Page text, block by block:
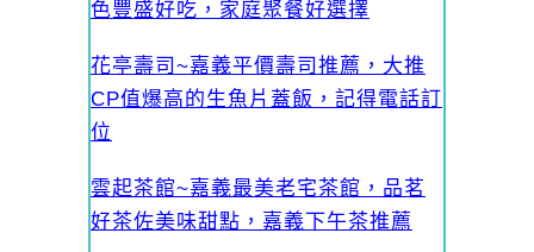
色豐盛好吃，家庭聚餐好選擇
花亭壽司~嘉義平價壽司推薦，大推
CP值爆高的生魚片蓋飯，記得電話訂
位
雲起茶館~嘉義最美老宅茶館，品茗
好茶佐美味甜點，嘉義下午茶推薦